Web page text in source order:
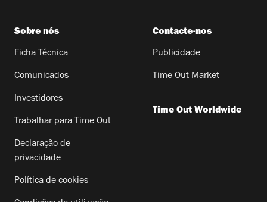
Sobre nós
Ficha Técnica
Comunicados
Investidores
Trabalhar para Time Out
Declaração de
privacidade
Política de cookies
Contacte-nos
Publicidade
Time Out Market
Time Out Worldwide